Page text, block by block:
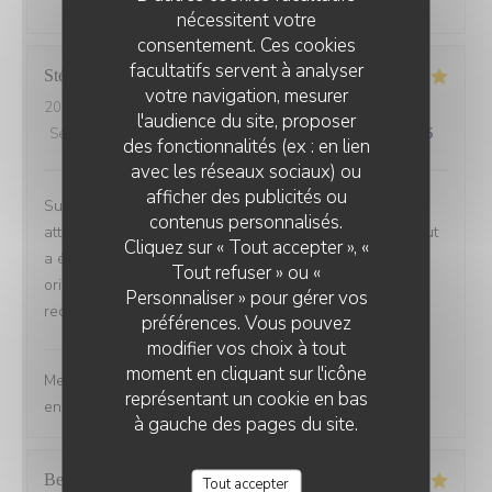
nécessitent votre
consentement. Ces cookies
facultatifs servent à analyser
votre navigation, mesurer
l'audience du site, proposer
des fonctionnalités (ex : en lien
avec les réseaux sociaux) ou
afficher des publicités ou
contenus personnalisés.
Cliquez sur « Tout accepter », «
Tout refuser » ou «
Personnaliser » pour gérer vos
préférences. Vous pouvez
modifier vos choix à tout
moment en cliquant sur l'icône
représentant un cookie en bas
à gauche des pages du site.
Tout accepter
Stéphane
2026-07-23
- 19:30 - Couverts 3
Service
Ambiance: 5 /5 Cuisine : 5 /5 Qualité / Prix /5
Superbe moment. Accueil chaleureux simple et
attentionné. 4 plats. Pain beurré fumé et pré-entrée. Tout
a été excellent et original. Cuisine française avec
orientation délicatement mais franchement asiatique. Je
recommande les yeux fermés.
a répondu à cet avis
Merci d’avoir pris le temps de nous faire un retour si
encourageant ! À très vite Toute l’équipe de l’Estran
Bernard